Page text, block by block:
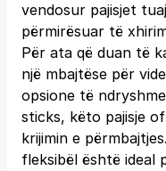
vendosur pajisjet
përmirësuar të
Për ata që duan të
një mbajtëse për
opsione të
sticks, këto pajisje
krijimin e
fleksibël është ideal